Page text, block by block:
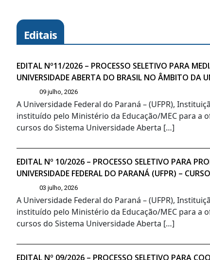
Editais
EDITAL Nº11/2026 – PROCESSO SELETIVO PARA
UNIVERSIDADE ABERTA DO BRASIL NO ÂMBITO DA
09 julho, 2026
A Universidade Federal do Paraná – (UFPR),
instituído pelo Ministério da Educação/MEC para a
cursos do Sistema Universidade Aberta […]
EDITAL Nº 10/2026 – PROCESSO SELETIVO PARA
UNIVERSIDADE FEDERAL DO PARANÁ (UFPR) –
03 julho, 2026
A Universidade Federal do Paraná – (UFPR),
instituído pelo Ministério da Educação/MEC para a
cursos do Sistema Universidade Aberta […]
EDITAL Nº 09/2026 – PROCESSO SELETIVO PARA